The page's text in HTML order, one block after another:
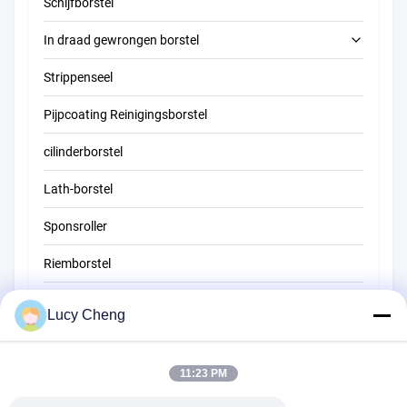
In draad gewrongen borstel
buis schoonmakende borstel
stro schoonmakende borstel
Strippenseel
Pijpcoating Reinigingsborstel
cilinderborstel
Lath-borstel
Sponsroller
Riemborstel
Veegborstel
Lucy Cheng
11:23 PM